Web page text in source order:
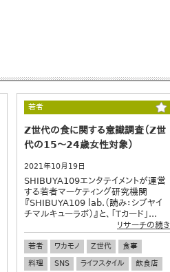
若者
Z世代の食に関する意識調査（Z世
代の15～24歳女性対象）
2021年10月19日
SHIBUYA109エンタテイメントが運営
する若者マーケティング研究機関
『SHIBUYA109 lab.（読み：シブヤイ
チマルキューラボ）』と、「Tカード」...
リサーチの続き
若者 ワカモノ Z世代
食事
料理
SNS ライフスタイル
飲食店